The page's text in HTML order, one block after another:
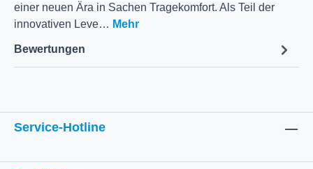
einer neuen Ära in Sachen Tragekomfort. Als Teil der
innovativen Leve… Mehr
Bewertungen
Service-Hotline